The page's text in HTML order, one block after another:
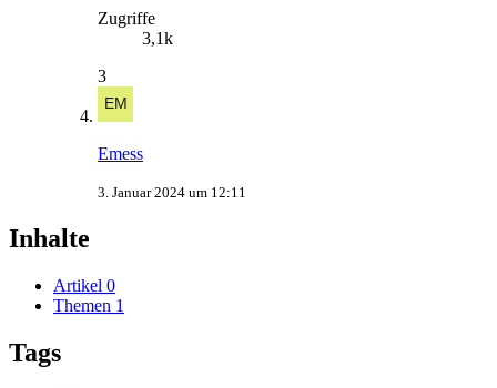
Zugriffe
3,1k
3
Emess
3. Januar 2024 um 12:11
Inhalte
Artikel 0
Themen 1
Tags